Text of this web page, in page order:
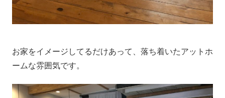
お家をイメージしてるだけあって、落ち着いたアットホ
ームな雰囲気です。